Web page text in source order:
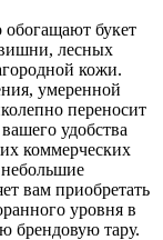
букет
лесных
кожи.
умеренной
переносит
удобства
коммерческих
вам приобретать
уровня в
брендовую тару.